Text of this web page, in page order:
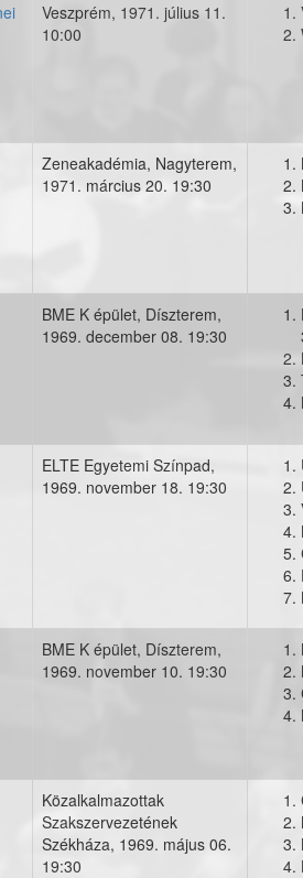
Veszprém, 1971. július 11.
10:00
Zeneakadémia, Nagyterem,
1971. március 20. 19:30
BME K épület, Díszterem,
1969. december 08. 19:30
ELTE Egyetemi Színpad,
1969. november 18. 19:30
BME K épület, Díszterem,
1969. november 10. 19:30
Közalkalmazottak
Szakszervezetének
Székháza, 1969. május 06.
19:30